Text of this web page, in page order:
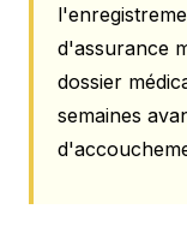
d'assurance
dossier
semaines